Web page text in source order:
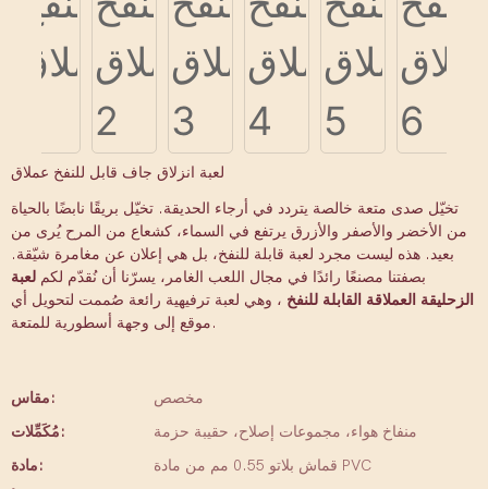
لعبة انزلاق جاف قابل للنفخ عملاق
تخيّل صدى متعة خالصة يتردد في أرجاء الحديقة. تخيّل بريقًا نابضًا بالحياة
من الأخضر والأصفر والأزرق يرتفع في السماء، كشعاع من المرح يُرى من
بعيد. هذه ليست مجرد لعبة قابلة للنفخ، بل هي إعلان عن مغامرة شيّقة.
بصفتنا مصنعًا رائدًا في مجال اللعب الغامر، يسرّنا أن نُقدّم لكم لعبة
الزحليقة العملاقة القابلة للنفخ ، وهي لعبة ترفيهية رائعة صُممت لتحويل أي
موقع إلى وجهة أسطورية للمتعة.
مقاس:
مخصص
مُكَمِّلات:
منفاخ هواء، مجموعات إصلاح، حقيبة حزمة
مادة:
قماش بلاتو 0.55 مم من مادة PVC